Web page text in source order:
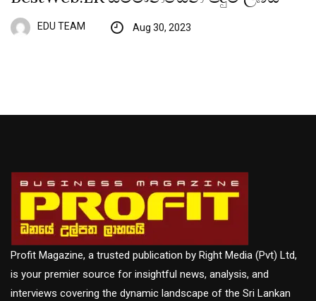
EDU TEAM Aug 30, 2023
Profit Magazine, a trusted publication by Right Media (Pvt) Ltd,
is your premier source for insightful news, analysis, and
interviews covering the dynamic landscape of the Sri Lankan